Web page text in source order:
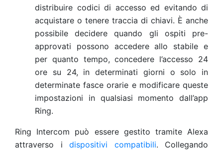
distribuire codici di accesso ed evitando di
acquistare o tenere traccia di chiavi. È anche
possibile decidere quando gli ospiti pre-
approvati possono accedere allo stabile e
per quanto tempo, concedere l’accesso 24
ore su 24, in determinati giorni o solo in
determinate fasce orarie e modificare queste
impostazioni in qualsiasi momento dall’app
Ring.
Ring Intercom può essere gestito tramite Alexa
attraverso i
dispositivi compatibili. Collegando